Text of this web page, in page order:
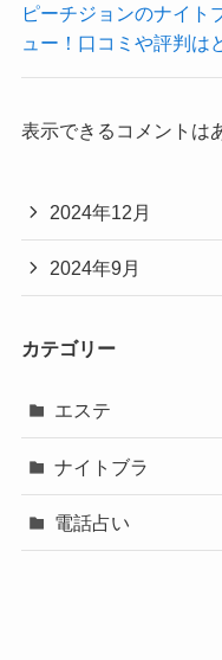
ピーチジョンのナイト
ュー！口コミや評判は
表示できるコメントは
2024年12月
2024年9月
カテゴリー
エステ
ナイトブラ
電話占い